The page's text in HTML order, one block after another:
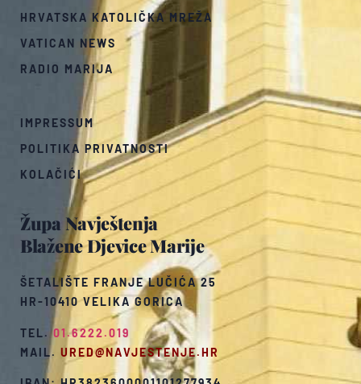
Župa Navještenja
Blažene Djevice Marije
ŠETALIŠTE FRANJE LUČIĆA 25
HR-10410 VELIKA GORICA
TEL.01.6222.019
MAIL. URED@NAVJESTENJE.HR
HRVATSKA KATOLIČKA MREŽA
VATICAN NEWS
RADIO MARIJA
IMPRESSUM
POLITIKA PRIVATNOSTI
KOLAČIĆI